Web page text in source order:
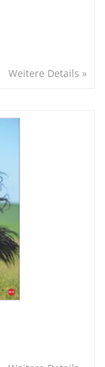
Weitere Details »